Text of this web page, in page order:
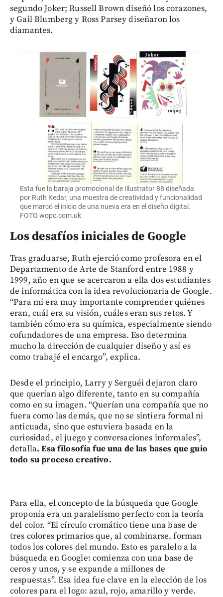
segundo Joker; Russell Brown diseñó los corazones,
y Gail Blumberg y Ross Parsey diseñaron los
diamantes.
Esta fue la baraja promocional de Illustrator 88 diseñada
por Ruth Kedar, una muestra de creatividad y funcionalidad
que marcó el inicio de una nueva era en el diseño digital.
FOTO wopc.com.uk
Los desafíos iniciales de Google
Tras graduarse, Ruth ejerció como profesora en el
Departamento de Arte de Stanford entre 1988 y
1999, año en que se acercaron a ella dos estudiantes
de informática con la idea revolucionaria de Google.
“Para mí era muy importante comprender quiénes
eran, cuál era su visión, cuáles eran sus retos. Y
también cómo era su química, especialmente siendo
cofundadores de una empresa. Eso determina
mucho la dirección de cualquier diseño y así es
como trabajé el encargo”, explica.
Desde el principio, Larry y Serguéi dejaron claro
que querían algo diferente, tanto en su compañía
como en su imagen. “Querían una compañía que no
fuera como las demás, que no se sintiera formal ni
anticuada, sino que estuviera basada en la
curiosidad, el juego y conversaciones informales”,
detalla. Esa filosofía fue una de las bases que guio
todo su proceso creativo.
Para ella, el concepto de la búsqueda que Google
proponía era un paralelismo perfecto con la teoría
del color. “El círculo cromático tiene una base de
tres colores primarios que, al combinarse, forman
todos los colores del mundo. Esto es paralelo a la
búsqueda en Google: comienza con una base de
ceros y unos, y se expande a millones de
respuestas”. Esa idea fue clave en la elección de los
colores para el logo: azul, rojo, amarillo y verde.